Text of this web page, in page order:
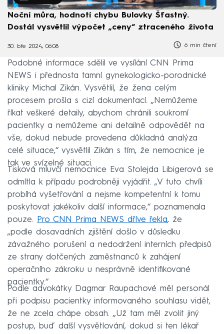
Noční můra, hodnotí chybu Bulovky Šťastný.
Dostál vysvětlil výpočet „ceny“ ztraceného života
30. bře 2024, 06:08 6 min čtení
Podobné informace sdělil ve vysílání CNN Prima
NEWS i přednosta tamní gynekologicko-porodnické
kliniky Michal Zikán. Vysvětlil, že žena celým
procesem prošla s cizí dokumentací. „Nemůžeme
říkat veškeré detaily, abychom chránili soukromí
pacientky a nemůžeme ani detailně odpovědět na
vše, dokud nebude provedena důkladná analýza
celé situace,“ vysvětlil Zikán s tím, že nemocnice je
tak ve svízelné situaci.
Tisková mluvčí nemocnice Eva Stolejda Libigerová se
odmítla k případu podrobněji vyjádřit. „V tuto chvíli
probíhá vyšetřování a nejsme kompetentní k tomu
poskytovat jakékoliv další informace,“ poznamenala
pouze. Pro CNN Prima NEWS dříve řekla, že
„podle dosavadních zjištění došlo v důsledku
závažného porušení a nedodržení interních předpisů
ze strany dotčených zaměstnanců k zahájení
operačního zákroku u nesprávně identifikované
pacientky.“
Podle advokátky Dagmar Raupachové měl personál
při podpisu pacientky informovaného souhlasu vidět,
že ne zcela chápe obsah. „Už tam měl zvolit jiný
postup, buď další vysvětlování, dokud si ten lékař